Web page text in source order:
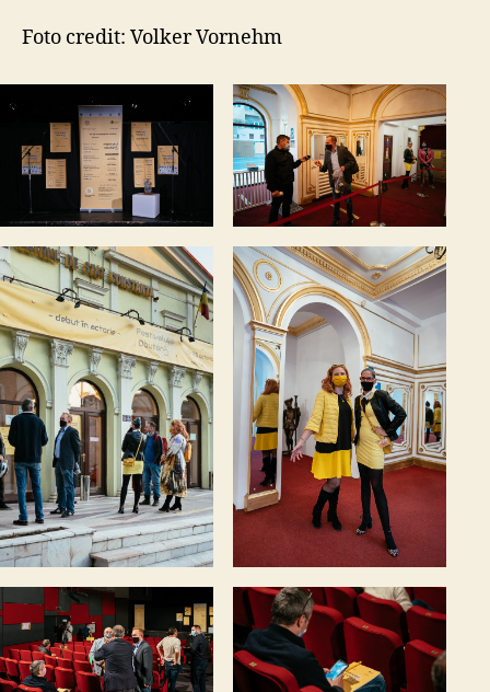
Foto credit: Volker Vornehm